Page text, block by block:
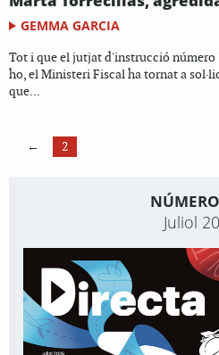
GEMMA GARCIA
Tot i que el jutjat d'instrucció número
ho, el Ministeri Fiscal ha tornat a
que...
← 2
Juliol